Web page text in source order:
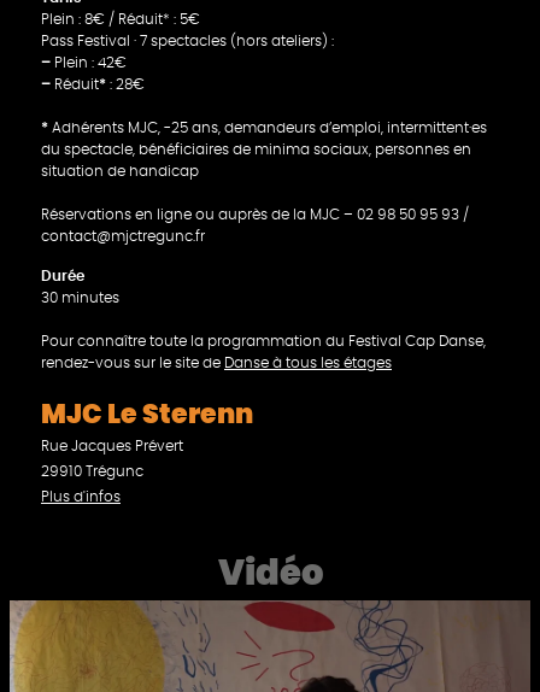
Plein : 8€ / Réduit* : 5€
Pass Festival · 7 spectacles (hors ateliers) :
– Plein : 42€
– Réduit* : 28€
* Adhérents MJC, -25 ans, demandeurs d’emploi, intermittent·es
du spectacle, bénéficiaires de minima sociaux, personnes en
situation de handicap
Réservations en ligne ou auprès de la MJC – 02 98 50 95 93 /
contact@mjctregunc.fr
Durée
30 minutes
Pour connaître toute la programmation du Festival Cap Danse,
rendez-vous sur le site de Danse à tous les étages
MJC Le Sterenn
Rue Jacques Prévert
29910 Trégunc
Plus d'infos
Vidéo